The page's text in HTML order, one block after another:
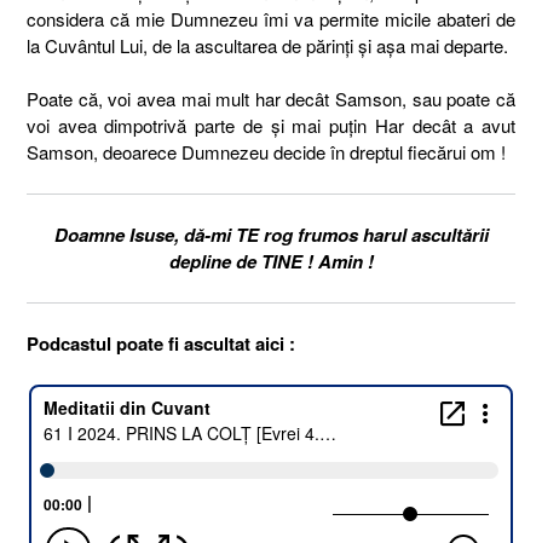
considera că mie Dumnezeu îmi va permite micile abateri de
la Cuvântul Lui, de la ascultarea de părinți și așa mai departe.
Poate că, voi avea mai mult har decât Samson, sau poate că
voi avea dimpotrivă parte de și mai puțin Har decât a avut
Samson, deoarece Dumnezeu decide în dreptul fiecărui om !
Doamne Isuse, dă-mi TE rog frumos harul ascultării
depline de TINE ! Amin !
Podcastul poate fi ascultat aici :